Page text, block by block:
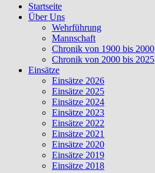
Startseite
Über Uns
Wehrführung
Mannschaft
Chronik von 1900 bis 2000
Chronik von 2000 bis 2025
Einsätze
Einsätze 2026
Einsätze 2025
Einsätze 2024
Einsätze 2023
Einsätze 2022
Einsätze 2021
Einsätze 2020
Einsätze 2019
Einsätze 2018